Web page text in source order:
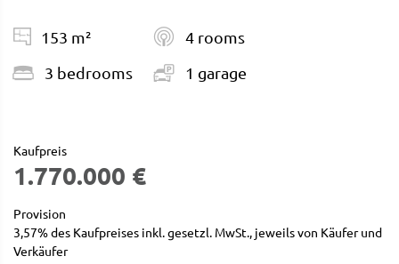
153 m²
3 bedrooms
4 rooms
1 garage
Kaufpreis
1.770.000 €
Provision
3,57% des Kaufpreises inkl. gesetzl. MwSt., jeweils von Käufer und
Verkäufer